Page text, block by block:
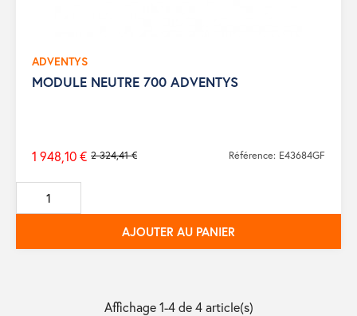
ADVENTYS
MODULE NEUTRE 700 ADVENTYS
Prix
de
base
2 324,41 €
1 948,10 € Référence: E43684GF
AJOUTER AU PANIER
Affichage 1-4 de 4 article(s)